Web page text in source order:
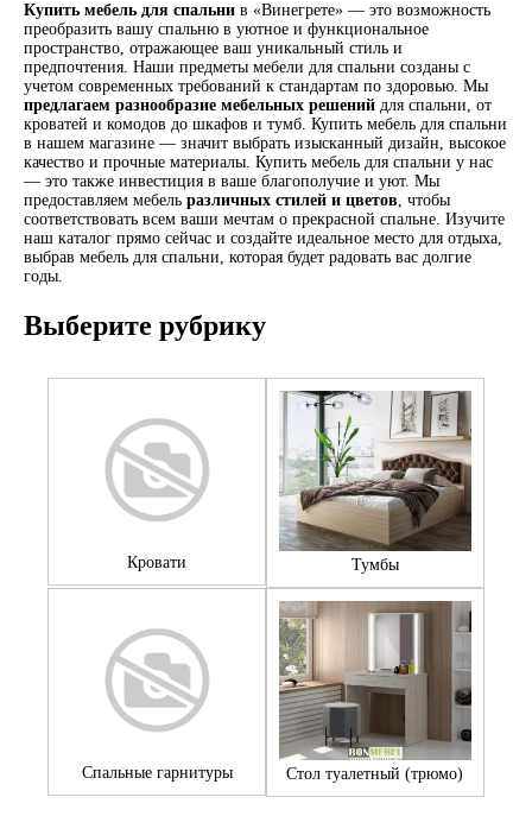
Купить мебель для спальни в «Винегрете» — это возможность
преобразить вашу спальню в уютное и функциональное
пространство, отражающее ваш уникальный стиль и
предпочтения. Наши предметы мебели для спальни созданы с
учетом современных требований к стандартам по здоровью. Мы
предлагаем разнообразие мебельных решений для спальни, от
кроватей и комодов до шкафов и тумб. Купить мебель для спальни
в нашем магазине — значит выбрать изысканный дизайн, высокое
качество и прочные материалы. Купить мебель для спальни у нас
— это также инвестиция в ваше благополучие и уют. Мы
предоставляем мебель различных стилей и цветов, чтобы
соответствовать всем ваши мечтам о прекрасной спальне. Изучите
наш каталог прямо сейчас и создайте идеальное место для отдыха,
выбрав мебель для спальни, которая будет радовать вас долгие
годы.
Выберите рубрику
Кровати Тумбы
Спальные гарнитуры Стол туалетный (трюмо)